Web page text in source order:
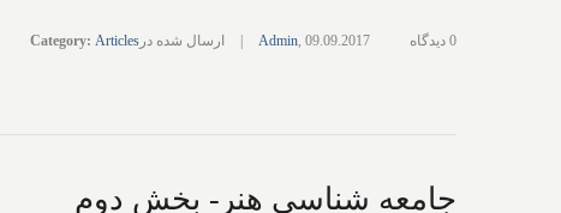
Admin, 09.09.2017 ارسال شده در Category: Articles 0 دیدگاه
جامعه شناسی هنر- بخش دوم